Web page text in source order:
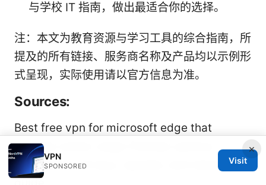
与学校 IT 指南，做出最适合你的选择。
注：本文为教育资源与学习工具的综合指南，所
提及的所有链接、服务商名称及产品均以示例形
式呈现，实际使用请以官方信息为准。
Sources:
Best free vpn for microsoft edge that
actually works: edge-friendly options,
extensions, privacy, speeds, and setup
×
VPN
SPONSORED
Visit